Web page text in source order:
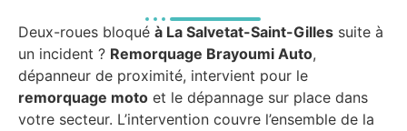
Deux-roues bloqué à La Salvetat-Saint-Gilles suite à
un incident ? Remorquage Brayoumi Auto,
dépanneur de proximité, intervient pour le
remorquage moto et le dépannage sur place dans
votre secteur. L’intervention couvre l’ensemble de la